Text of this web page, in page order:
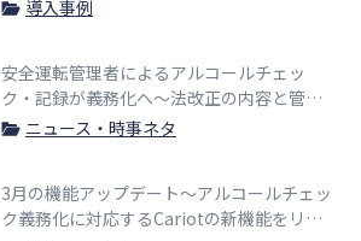
導入事例
安全運転管理者によるアルコールチェッ
ク・記録が義務化へ〜法改正の内容と管理
業務効率化のポイント〜
ニュース・時事ネタ
3月の機能アップデート〜アルコールチェッ
ク義務化に対応するCariotの新機能をリリ